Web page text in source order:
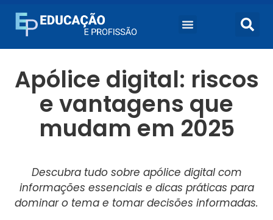
Apólice digital: riscos
e vantagens que
mudam em 2025
Descubra tudo sobre apólice digital com
informações essenciais e dicas práticas para
dominar o tema e tomar decisões informadas.